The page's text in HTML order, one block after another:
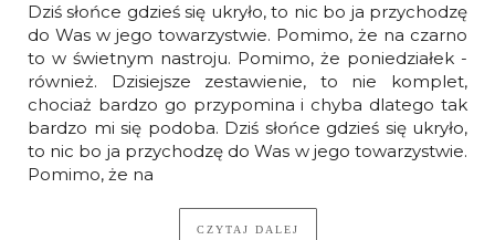
Dziś słońce gdzieś się ukryło, to nic bo ja przychodzę
do Was w jego towarzystwie. Pomimo, że na czarno
to w świetnym nastroju. Pomimo, że poniedziałek -
również. Dzisiejsze zestawienie, to nie komplet,
chociaż bardzo go przypomina i chyba dlatego tak
bardzo mi się podoba. Dziś słońce gdzieś się ukryło,
to nic bo ja przychodzę do Was w jego towarzystwie.
Pomimo, że na
CZYTAJ DALEJ